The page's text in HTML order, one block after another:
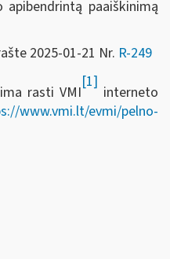
apibendrintą paaiškinimą
2025-01-21 Nr. R-249
rasti VMI
[1]
interneto
www.vmi.lt/evmi/pelno-